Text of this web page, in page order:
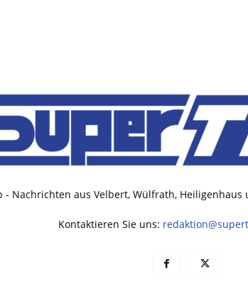
- Nachrichten aus Velbert, Wülfrath,
Kontaktieren Sie uns: